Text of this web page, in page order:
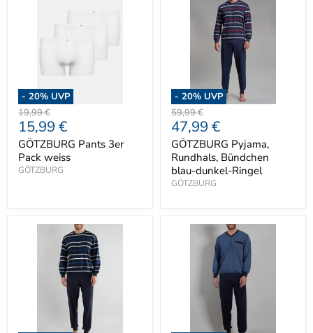
- 20% UVP
Ursprünglicher
Preis
19,99 €
Aktueller
Preis
15,99 €
GÖTZBURG Pants 3er
Pack weiss
GÖTZBURG
- 20% UVP
Ursprünglicher
Preis
59,99 €
Aktueller
Preis
47,99 €
GÖTZBURG Pyjama,
Rundhals, Bündchen
blau-dunkel-Ringel
GÖTZBURG